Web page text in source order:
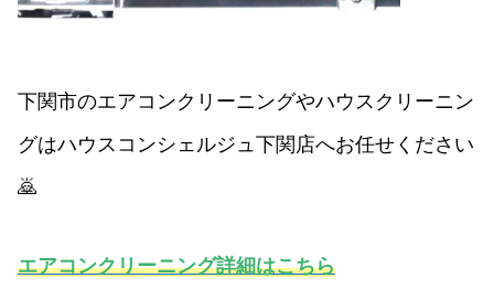
下関市のエアコンクリーニングやハウスクリーニン
グはハウスコンシェルジュ下関店へお任せください
🙇
エアコンクリーニング詳細はこちら